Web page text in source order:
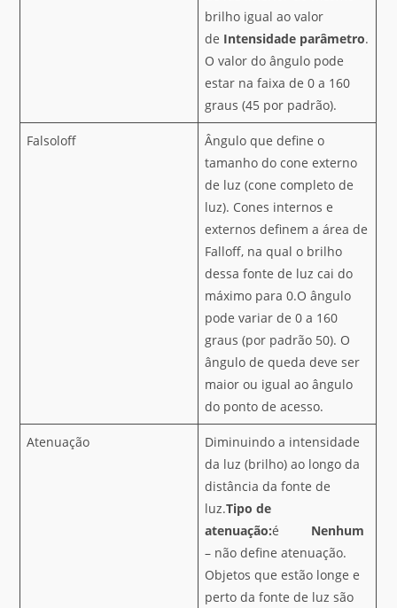
brilho igual ao valor
de Intensidade parâmetro.
O valor do ângulo pode
estar na faixa de 0 a 160
graus (45 por padrão).
Falsoloff
Ângulo que define o
tamanho do cone externo
de luz (cone completo de
luz). Cones internos e
externos definem a área de
Falloff, na qual o brilho
dessa fonte de luz cai do
máximo para 0.O ângulo
pode variar de 0 a 160
graus (por padrão 50). O
ângulo de queda deve ser
maior ou igual ao ângulo
do ponto de acesso.
Atenuação
Diminuindo a intensidade
da luz (brilho) ao longo da
distância da fonte de
luz.Tipo de
atenuação:é Nenhum
– não define atenuação.
Objetos que estão longe e
perto da fonte de luz são